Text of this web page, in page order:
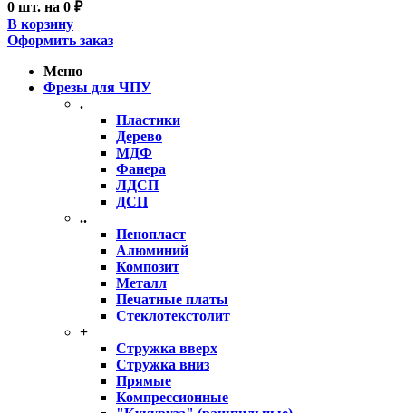
0 шт. на 0 ₽
В корзину
Оформить заказ
Меню
Фрезы для ЧПУ
.
Пластики
Дерево
МДФ
Фанера
ЛДСП
ДСП
..
Пенопласт
Алюминий
Композит
Металл
Печатные платы
Стеклотекстолит
+
Стружка вверх
Стружка вниз
Прямые
Компрессионные